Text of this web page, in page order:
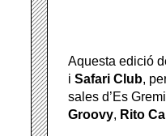
Aquesta edició
i Safari Club,
sales d’Es
Groovy, Rito